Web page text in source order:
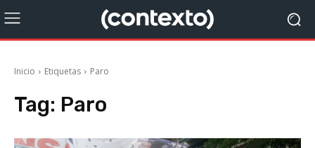
Inicio Etiquetas Paro
Tag: Paro